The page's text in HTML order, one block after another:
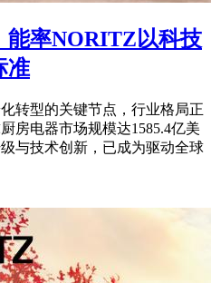
能率NORITZ以科技
准
转型的关键节点，行业格局正
房电器市场规模达1585.4亿美
与技术创新，已成为驱动全球